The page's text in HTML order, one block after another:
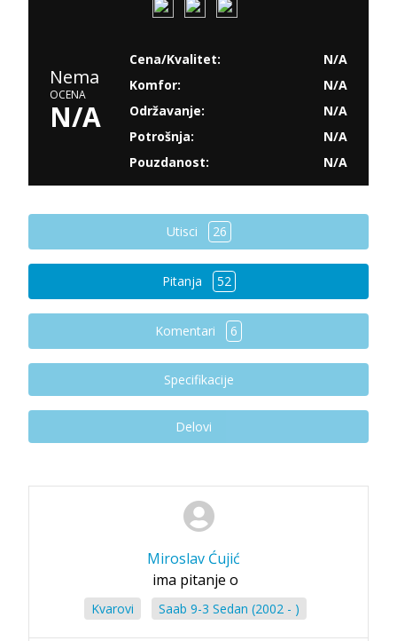
Nema
OCENA
N/A
Cena/Kvalitet:
N/A
Komfor:
N/A
Održavanje:
N/A
Potrošnja:
N/A
Pouzdanost:
N/A
Utisci 26
Pitanja 52
Komentari 6
Specifikacije
Delovi
Miroslav Ćujić
ima pitanje o
Kvarovi Saab 9-3 Sedan (2002 - )